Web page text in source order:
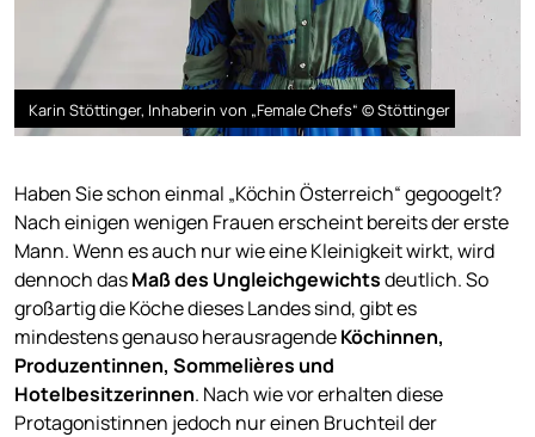
Karin Stöttinger, Inhaberin von „Female Chefs“ © Stöttinger
Haben Sie schon einmal „Köchin Österreich“ gegoogelt?
Nach einigen wenigen Frauen erscheint bereits der erste
Mann. Wenn es auch nur wie eine Kleinigkeit wirkt, wird
dennoch dasMaß des Ungleichgewichtsdeutlich. So
großartig die Köche dieses Landes sind, gibt es
mindestens genauso herausragendeKöchinnen,
Produzentinnen, Sommelières und
Hotelbesitzerinnen. Nach wie vor erhalten diese
Protagonistinnen jedoch nur einen Bruchteil der